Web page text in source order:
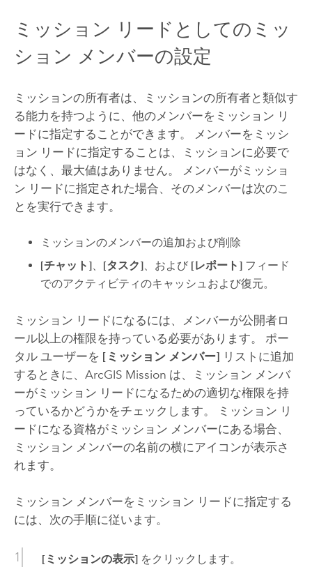
ミッション リードとしてのミッ
ション メンバーの設定
ミッションの所有者は、ミッションの所有者と類似す
る能力を持つように、他のメンバーをミッション リ
ードに指定することができます。 メンバーをミッシ
ョン リードに指定することは、ミッションに必要で
はなく、最大値はありません。 メンバーがミッショ
ン リードに指定された場合、そのメンバーは次のこ
とを実行できます。
ミッションのメンバーの追加および削除
[チャット]
[タスク] 、および [レポート] フィード
でのアクティビティのキャッシュおよび復元。
ミッション リードになるには、メンバーが公開者ロ
ール以上の権限を持っている必要があります。 ポー
タル ユーザーを [ミッション メンバー] リストに追加
するときに、 ArcGIS Mission は、ミッション メンバ
ーがミッション リードになるための適切な権限を持
っているかどうかをチェックします。 ミッション リ
ードになる資格がミッション メンバーにある場合、
ミッション メンバーの名前の横にアイコンが表示さ
れます。
ミッション メンバーをミッション リードに指定する
には、次の手順に従います。
[ミッションの表示]をクリックします。